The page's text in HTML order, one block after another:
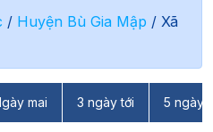
/ Huyện Bù Gia Mập / Xã
mai 3 ngày tới 5 ngày